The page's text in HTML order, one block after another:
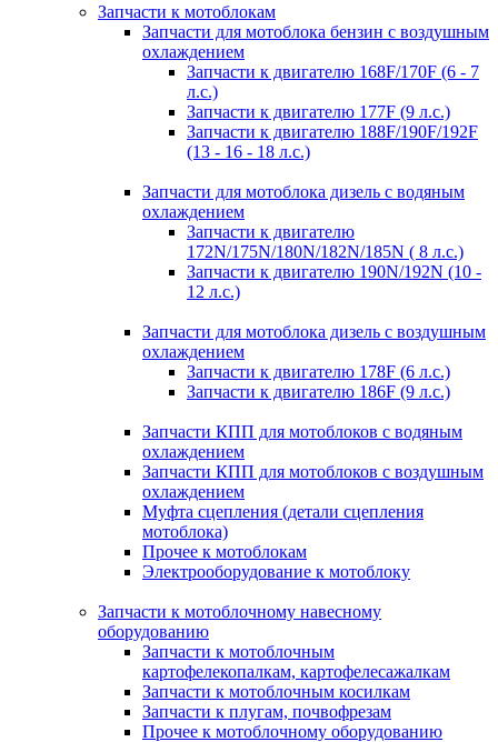
Запчасти к мотоблокам
Запчасти для мотоблока бензин с воздушным
охлаждением
Запчасти к двигателю 168F/170F (6 - 7
л.с.)
Запчасти к двигателю 177F (9 л.с.)
Запчасти к двигателю 188F/190F/192F
(13 - 16 - 18 л.с.)
Запчасти для мотоблока дизель с водяным
охлаждением
Запчасти к двигателю
172N/175N/180N/182N/185N ( 8 л.с.)
Запчасти к двигателю 190N/192N (10 -
12 л.с.)
Запчасти для мотоблока дизель с воздушным
охлаждением
Запчасти к двигателю 178F (6 л.с.)
Запчасти к двигателю 186F (9 л.с.)
Запчасти КПП для мотоблоков с водяным
охлаждением
Запчасти КПП для мотоблоков с воздушным
охлаждением
Муфта сцепления (детали сцепления
мотоблока)
Прочее к мотоблокам
Электрооборудование к мотоблоку
Запчасти к мотоблочному навесному
оборудованию
Запчасти к мотоблочным
картофелекопалкам, картофелесажалкам
Запчасти к мотоблочным косилкам
Запчасти к плугам, почвофрезам
Прочее к мотоблочному оборудованию